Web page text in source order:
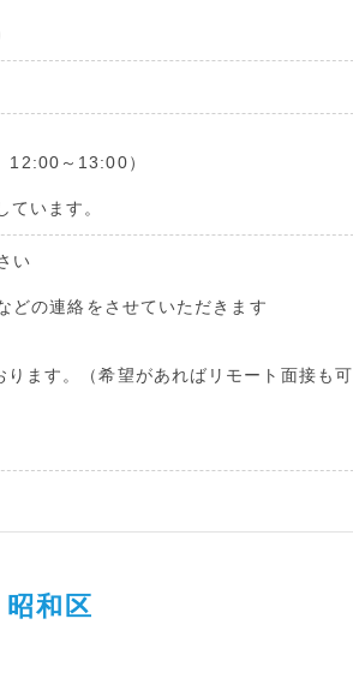
12:00～13:00）
います。
い
どの連絡をさせていただきます
ます。（希望があればリモート面接も可
和区